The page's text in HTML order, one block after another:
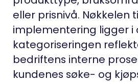
eller prisnivå. Nøkkelen
implementering ligger i
kategoriseringen
bedriftens interne
kundenes søke- og